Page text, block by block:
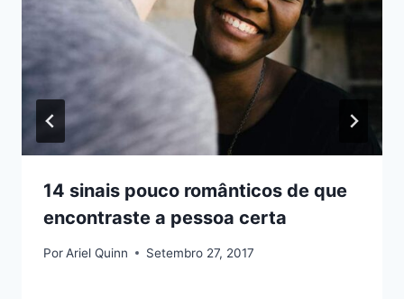
14 sinais pouco românticos de que
encontraste a pessoa certa
PorAriel Quinn Setembro 27, 2017